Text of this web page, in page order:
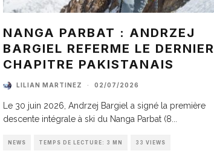
NANGA PARBAT : ANDRZEJ
BARGIEL REFERME LE DERNIER
CHAPITRE PAKISTANAIS
LILIAN MARTINEZ · 02/07/2026
Le 30 juin 2026, Andrzej Bargiel a signé la première
descente intégrale à ski du Nanga Parbat (8
NEWS TEMPS DE LECTURE: 3 MN 33 VIEWS